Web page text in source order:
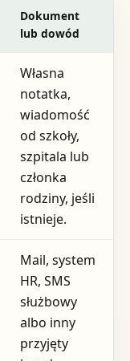
Dokument
lub dowód
Własna
notatka,
wiadomość
od szkoły,
szpitala lub
członka
rodziny, jeśli
istnieje.
Mail, system
HR, SMS
służbowy
albo inny
przyjęty